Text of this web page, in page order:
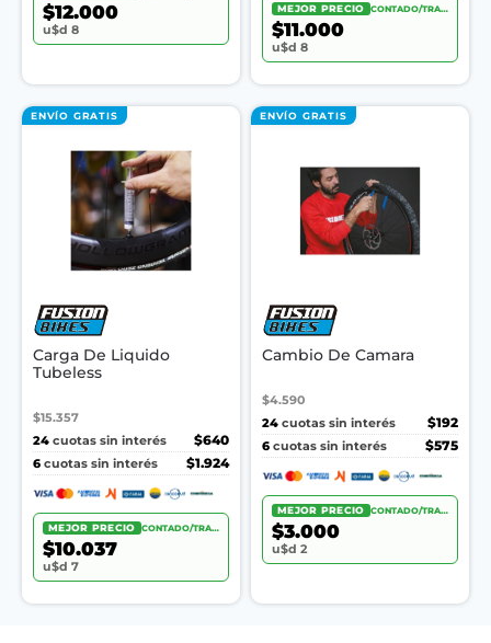
$12.000
u$d 8
MEJOR PRECIO CONTADO/TRANSF.
$11.000
u$d 8
ENVÍO GRATIS
Carga De Liquido
Tubeless
$15.357
24 cuotas sin interés
$640
6 cuotas sin interés $1.924
MEJOR PRECIO CONTADO/TRANSF.
$10.037
u$d 7
ENVÍO GRATIS
Cambio De Camara
$4.590
24 cuotas sin interés
$192
6 cuotas sin interés $575
MEJOR PRECIO CONTADO/TRANSF.
$3.000
u$d 2